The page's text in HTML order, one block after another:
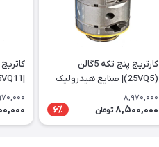
کارتریج پنج تکه 5گالن
(25VQ5)| صنایع هیدرولیک
ایرانیان
8,970,000
8,500,000 تومان 6٪
|25VQ11